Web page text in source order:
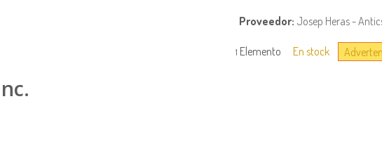
Proveedor: Josep Heras -
1 Elemento En stock